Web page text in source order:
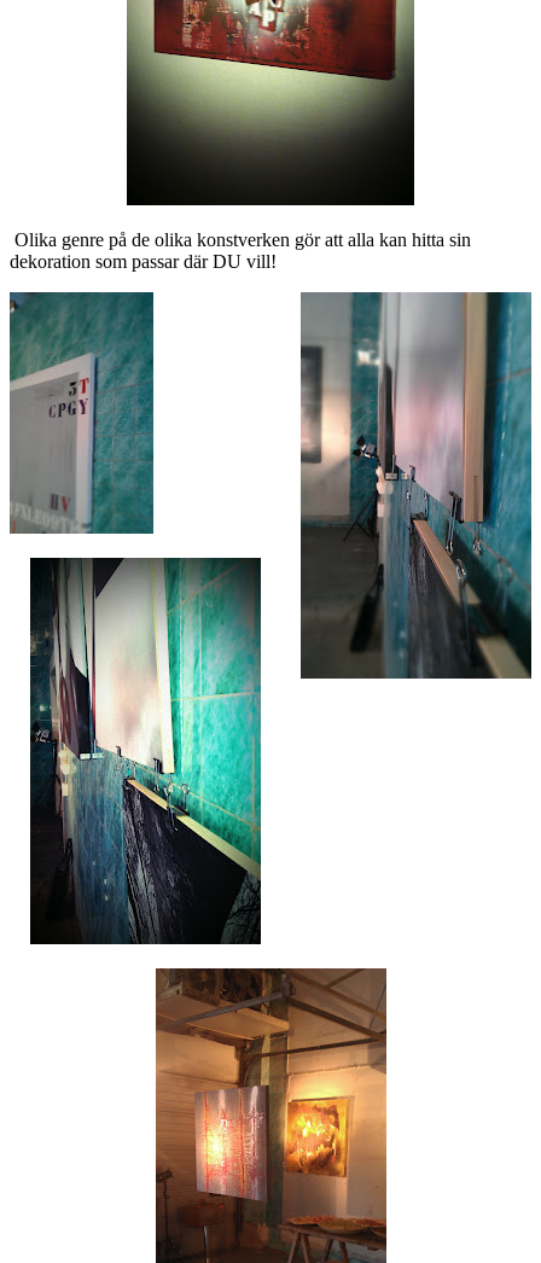
Olika genre på de olika konstverken gör att alla kan hitta sin
dekoration som passar där DU vill!